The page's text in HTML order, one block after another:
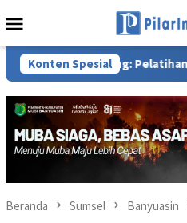
ke
Mobile
Konten Spesial
Cik Ujang: Pelatihan Gelari
Beranda Sumsel Banyuasin